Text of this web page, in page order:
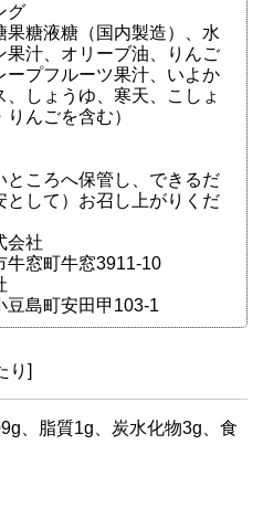
グ
果糖液糖（国内製造）、水
果汁、オリーブ油、りんご
プフルーツ果汁、いよか
しょうゆ、寒天、こしょ
んごを含む）
ころへ保管し、できるだ
として）お召し上がりくだ
会社
町牛窓3911-10
町安田甲103-1
り]
、脂質1g、炭水化物3g、食